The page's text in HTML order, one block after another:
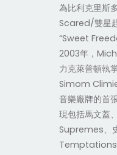
為比利克里斯
Scared/雙星
“Sweet
2003年，
力克萊普頓執
Simom
音樂廠牌的首
現包括馬文蓋
Supremes、